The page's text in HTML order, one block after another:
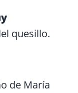
quesillo.
de María